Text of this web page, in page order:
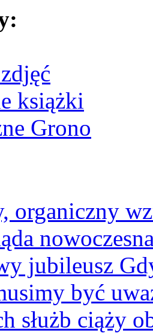
książki
Grono
organiczny
jubileusz
być
służb ciąży